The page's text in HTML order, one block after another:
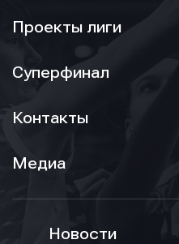
Проекты лиги
Суперфинал
Контакты
Медиа
Новости